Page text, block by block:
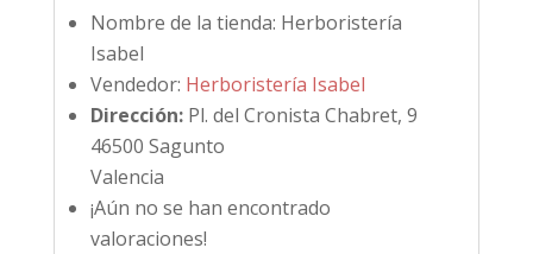
Nombre de la tienda: Herboristería
Isabel
Vendedor: Herboristería Isabel
Dirección: Pl. del Cronista Chabret, 9
46500 Sagunto
Valencia
¡Aún no se han encontrado
valoraciones!